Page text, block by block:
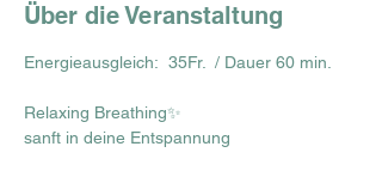
Über die Veranstaltung
Energieausgleich:  35Fr.  / Dauer 60 min.
​Relaxing Breathing✨
sanft in deine Entspannung